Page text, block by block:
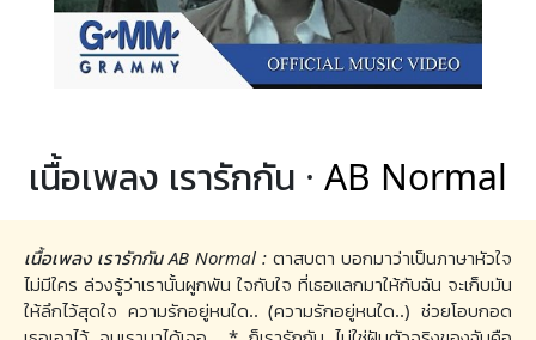
เนื้อเพลง เรารักกัน · AB Normal
เนื้อเพลง เรารักกัน AB Normal : ตาสบตา บอกมาว่าเป็นภาษาหัวใจ
ไม่มีใคร ล่วงรู้ว่าเรานั้นผูกพัน ใจกับใจ ที่เธอแลกมาให้กับฉัน จะเก็บมัน
ให้ลึกไว้สุดใจ ความรักอยู่หนใด.. (ความรักอยู่หนใด..) ช่วยโอบกอด